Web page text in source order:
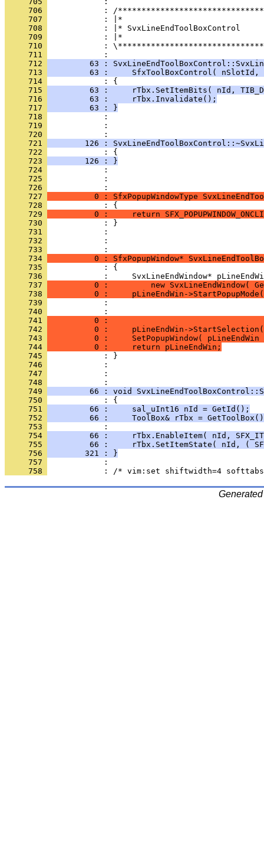
     706
     707
     708
     709
     710
:
     711
     712
63 :
     713
63 :     SfxToolBoxControl( nSlotId,
     714
     715
63 :     rTbx.SetItemBits( nId,
     716
         63 :     rTbx.Invalidate();
     717
         63 : }
     718
     719
            :
     720
     721
126 :
     722
     723
        126 : }
     724
     725
            :
     726
     727
0 : SfxPopupWindowType
     728
     729
0 :     return
     730
     731
     732
            :
     733
     734
0 : SfxPopupWindow*
     735
     736
     737
0 :         new SvxLineEndWindow(
     738
0 :     pLineEndWin-
     739
     740
     741
0 :
     742
0 :     pLineEndWin-
     743
0 :     SetPopupWindow( pLineEndWin
     744
          0 :     return pLineEndWin;
     745
     746
     747
            :
     748
     749
66 : void
     750
     751
         66 :     sal_uInt16 nId = GetId();
     752
66 :     ToolBox& rTbx =
     753
     754
66 :     rTbx.EnableItem( nId,
     755
66 :     rTbx.SetItemState( nId, (
     756
        321 : }
     757
     758